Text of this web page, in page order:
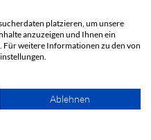
droits sont réservés.
platzieren, um unsere
anzuzeigen und Ihnen ein
Für weitere Informationen zu den von
Ablehnen